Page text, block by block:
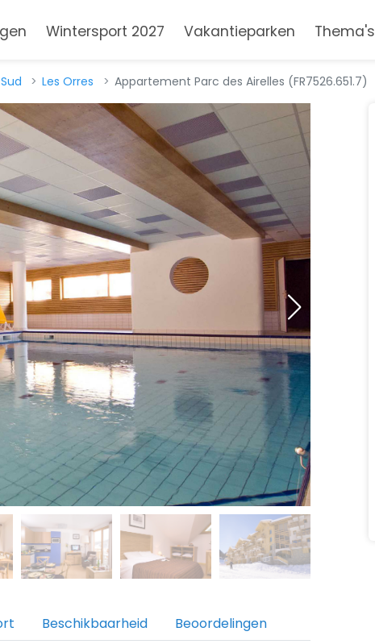
Wintersport 2027 Vakantieparken Thema's
Les Orres Appartement Parc des Airelles (FR7526.651.7)
Beschikbaarheid Beoordelingen